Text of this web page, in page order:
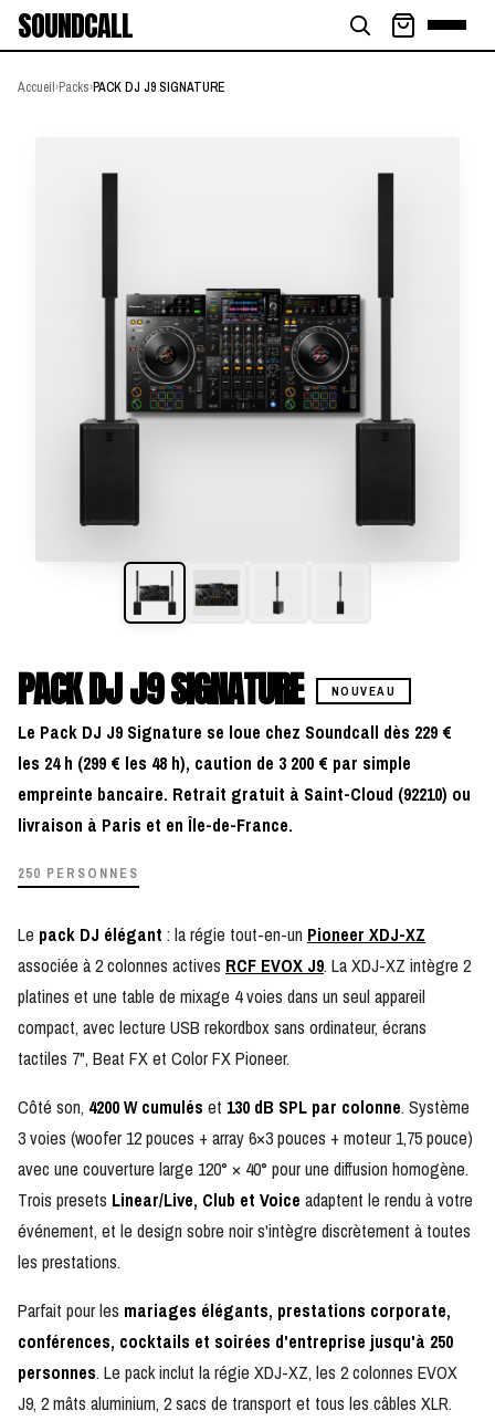
SOUNDCALL
Accueil›Packs›PACK DJ J9 SIGNATURE
PACK DJ J9 SIGNATURE NOUVEAU
Le Pack DJ J9 Signature se loue chez Soundcall dès 229 €
les 24 h (299 € les 48 h), caution de 3 200 € par simple
empreinte bancaire. Retrait gratuit à Saint-Cloud (92210) ou
livraison à Paris et en Île-de-France.
250 PERSONNES
Le pack DJ élégant : la régie tout-en-un Pioneer XDJ-XZ
associée à 2 colonnes actives RCF EVOX J9. La XDJ-XZ intègre 2
platines et une table de mixage 4 voies dans un seul appareil
compact, avec lecture USB rekordbox sans ordinateur, écrans
tactiles 7", Beat FX et Color FX Pioneer.
Côté son, 4200 W cumulés et 130 dB SPL par colonne. Système
3 voies (woofer 12 pouces + array 6×3 pouces + moteur 1,75 pouce)
avec une couverture large 120° × 40° pour une diffusion homogène.
Trois presets Linear/Live, Club et Voice adaptent le rendu à votre
événement, et le design sobre noir s'intègre discrètement à toutes
les prestations.
Parfait pour les mariages élégants, prestations corporate,
conférences, cocktails et soirées d'entreprise jusqu'à 250
personnes. Le pack inclut la régie XDJ-XZ, les 2 colonnes EVOX
J9, 2 mâts aluminium, 2 sacs de transport et tous les câbles XLR.